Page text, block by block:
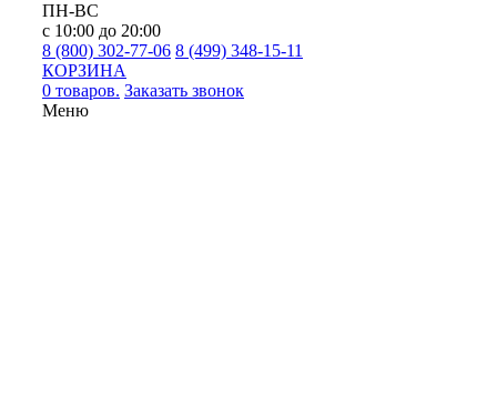
ПН-ВС
с 10:00 до 20:00
8 (800) 302-77-06 8 (499) 348-15-11
КОРЗИНА
0 товаров. Заказать звонок
Меню